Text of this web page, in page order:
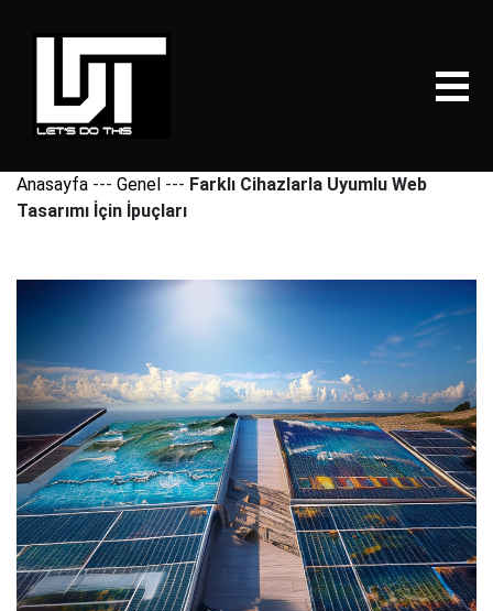
Anasayfa --- Genel --- Farklı Cihazlarla Uyumlu Web
Tasarımı İçin İpuçları